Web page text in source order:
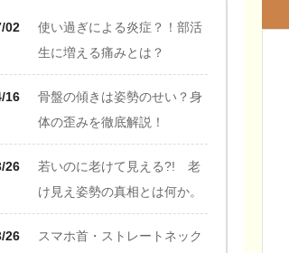
02
使い過ぎによる炎症？！部活
生に増える痛みとは？
16
骨盤の傾きは姿勢のせい？身
体の歪みを徹底解説！
26
若いのに老けて見える?! 老
け見え姿勢の真相とは何か。
26
スマホ首・ストレートネック